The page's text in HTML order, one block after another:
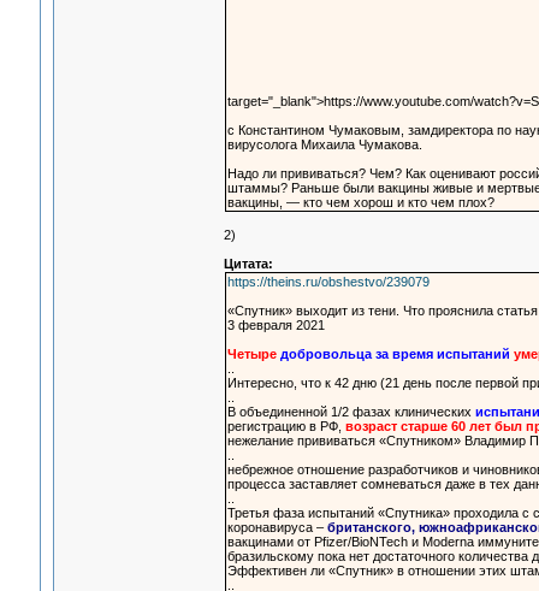
target="_blank">https://www.youtube.com/
с Константином Чумаковым, замдиректора по
вирусолога Михаила Чумакова.
Надо ли прививаться? Чем? Как оценивают
штаммы? Раньше были вакцины живые и
вакцины, — кто чем хорош и кто чем плох?
2)
Цитата:
https://theins.ru/obshestvo/239079
«Спутник» выходит из тени. Что прояснила
3 февраля 2021
Четыре добровольца за время испытаний
Интересно, что к 42 дню (21 день после первой
В объединенной 1/2 фазах клинических
регистрацию в РФ, возраст старше 60 лет был
нежелание прививаться «Спутником» Владимир
небрежное отношение разработчиков и
процесса заставляет сомневаться даже в тех
Третья фаза испытаний «Спутника» проходила
коронавируса – британского,
вакцинами от Pfizer/BioNTech и Moderna
бразильскому пока нет достаточного количества
Эффективен ли «Спутник» в отношении этих